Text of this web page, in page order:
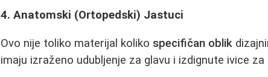
4. Anatomski (Ortopedski) Jastuci
Ovo nije toliko materijal koliko specifičan oblik
imaju izraženo udubljenje za glavu i izdignute ivice